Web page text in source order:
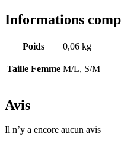
Informations
Poids 0,06 kg
Taille Femme M/L, S/M
Avis
Il n’y a encore aucun avis